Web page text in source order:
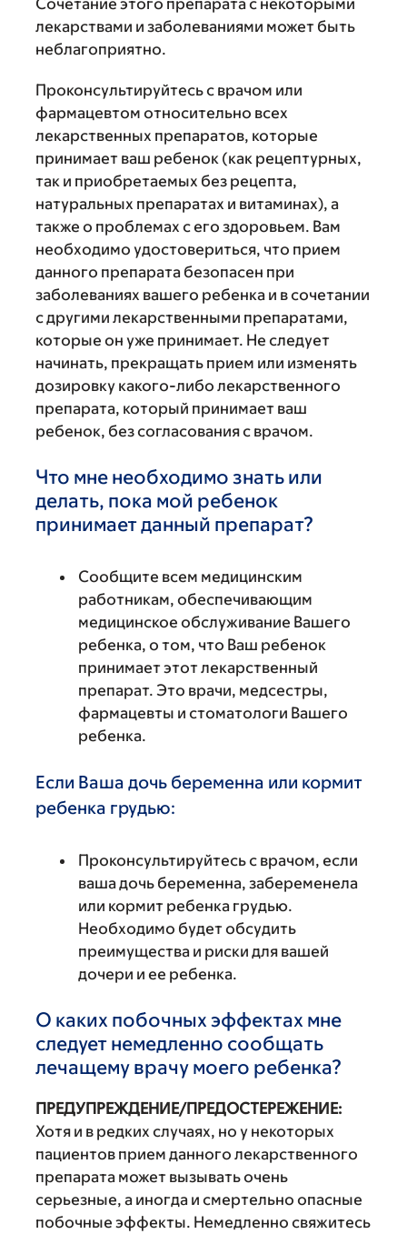
Сочетание этого препарата с некоторыми
лекарствами и заболеваниями может быть
неблагоприятно.
Проконсультируйтесь с врачом или
фармацевтом относительно всех
лекарственных препаратов, которые
принимает ваш ребенок (как рецептурных,
так и приобретаемых без рецепта,
натуральных препаратах и витаминах), а
также о проблемах с его здоровьем. Вам
необходимо удостовериться, что прием
данного препарата безопасен при
заболеваниях вашего ребенка и в сочетании
с другими лекарственными препаратами,
которые он уже принимает. Не следует
начинать, прекращать прием или изменять
дозировку какого-либо лекарственного
препарата, который принимает ваш
ребенок, без согласования с врачом.
Что мне необходимо знать или
делать, пока мой ребенок
принимает данный препарат?
Сообщите всем медицинским
работникам, обеспечивающим
медицинское обслуживание Вашего
ребенка, о том, что Ваш ребенок
принимает этот лекарственный
препарат. Это врачи, медсестры,
фармацевты и стоматологи Вашего
ребенка.
Если Ваша дочь беременна или кормит
ребенка грудью:
Проконсультируйтесь с врачом, если
ваша дочь беременна, забеременела
или кормит ребенка грудью.
Необходимо будет обсудить
преимущества и риски для вашей
дочери и ее ребенка.
О каких побочных эффектах мне
следует немедленно сообщать
лечащему врачу моего ребенка?
ПРЕДУПРЕЖДЕНИЕ/ПРЕДОСТЕРЕЖЕНИЕ:
Хотя и в редких случаях, но у некоторых
пациентов прием данного лекарственного
препарата может вызывать очень
серьезные, а иногда и смертельно опасные
побочные эффекты. Немедленно свяжитесь